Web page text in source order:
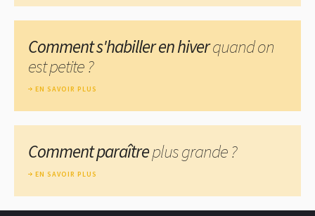
Comment s'habiller en hiverquand on
est petite ?
EN SAVOIR PLUS
Comment paraîtreplus grande ?
EN SAVOIR PLUS